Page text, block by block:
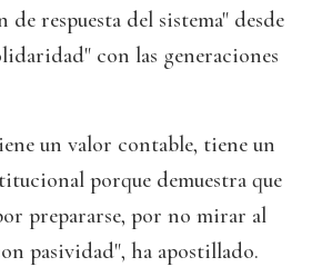
respuesta del sistema" desde
con las generaciones
un valor contable, tiene un
porque demuestra que
prepararse, por no mirar al
pasividad", ha apostillado.